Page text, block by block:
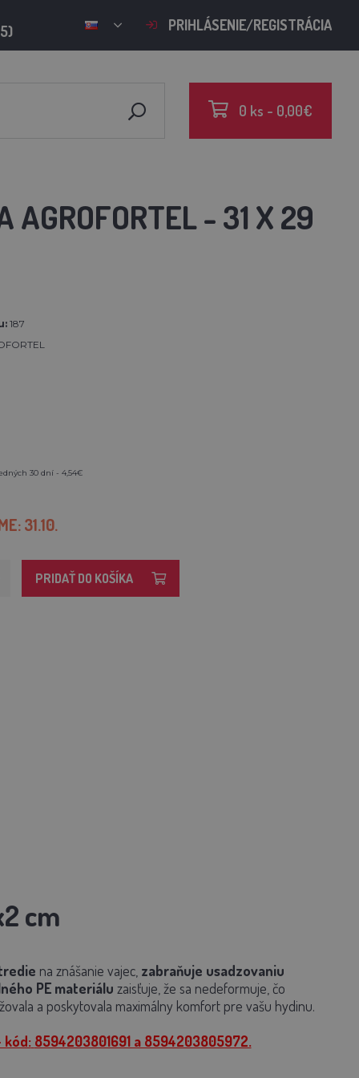
PRIHLÁSENIE/REGISTRÁCIA
0 ks - 0,00€
AGROFORTEL - 31 X 29
187
30 dní - 4,54€
31.10.
PRIDAŤ DO KOŠÍKA
cm
na znášanie vajec, zabraňuje usadzovaniu
PE materiálu zaisťuje, že sa nedeformuje, čo
a poskytovala maximálny komfort pre vašu hydinu.
kód: 8594203801691 a 8594203805972.